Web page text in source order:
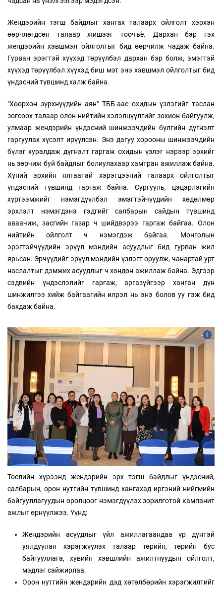
Жендэрийн тэгш байдлыг хангах талаарх ойлголт хэрхэн
өөрчлөгдсөн талаар жишээг тоочъё. Дархан бэр гэх
жендэрийн хэвшмэл ойлголтыг бид өөрчилж чадаж байна.
Гурван эрэгтэй хүүхэд төрүүлбэл дархан бэр болж, эмэгтэй
хүүхэд төрүүлбэл хүүхэд биш мэт энэ хэвшмэл ойлголтыг бид
үндэсний түвшинд халж байна.
"Хөөрхөн зүрхнүүдийн аян" ТББ-аас охидын үзлэгийг таслан
зогсоох талаар олон нийтийн хэлэлцүүлгийг зохион байгуулж,
улмаар жендэрийн үндэсний шинжээчдийн бүлгийн дүгнэлт
гаргуулах хүсэлт ирүүлсэн. Энэ дагуу хорооны шинжээчдийн
бүлэг хуралдаж дүгнэлт гаргаж охидын үзлэг нэрээр эрхийг
нь зөрчиж буй байдлыг болиулахаар хамтран ажиллаж байна.
Хүний эрхийн ялгаатай хэрэгцээний талаарх ойлголтыг
үндэсний түвшинд гаргаж байна. Сургууль, цэцэрлэгийн
хүртээмжийг нэмэгдүүлбэл эмэгтэйчүүдийн хөдөлмөр
эрхлэлт нэмэгдэнэ гэдгийг салбарын сайдын түвшинд
аваачиж, засгийн газар ч шийдвэрээ гаргаж байгаа. Олон
нийтийн ойлголт ч нэмэгдэж байгаа. Монголын
эрэгтэйчүүдийн эрүүл мэндийн асуудлыг бид гурван жил
ярьсан. Эрчүүдийг эрүүл мэндийн үзлэгт оруулж, чанартай урт
наслалтыг дэмжих асуудлыг ч хөндөн ажиллаж байна. Эдгээр
сэдвийн үндэслэлийг гаргаж, аргазүйгээр ханган дүн
шинжилгээ хийж байгаагийн илрэл нь энэ болов уу гэж бид
бахдаж байна.
Төслийн хүрээнд жендэрийн эрх тэгш байдлыг үндэсний,
салбарын, орон нутгийн түвшинд хангахад иргэний нийгмийн
байгууллагуудын оролцоог нэмэгдүүлэх зорилготой кампанит
ажлыг өрнүүлжээ. Үүнд:
Жендэрийн асуудлыг үйл ажиллагаандаа үр дүнтэй
уялдуулан хэрэгжүүлэх талаар төрийн, төрийн бус
байгууллага, хувийн хэвшлийн ажилтнуудын ойлголт,
мэдлэг сайжирлаа.
Орон нутгийн жендэрийн дэд хөтөлбөрийн хэрэгжилтийг